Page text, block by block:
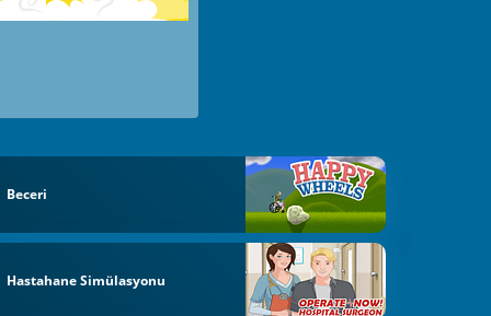
Beceri
Hastahane Simülasyonu